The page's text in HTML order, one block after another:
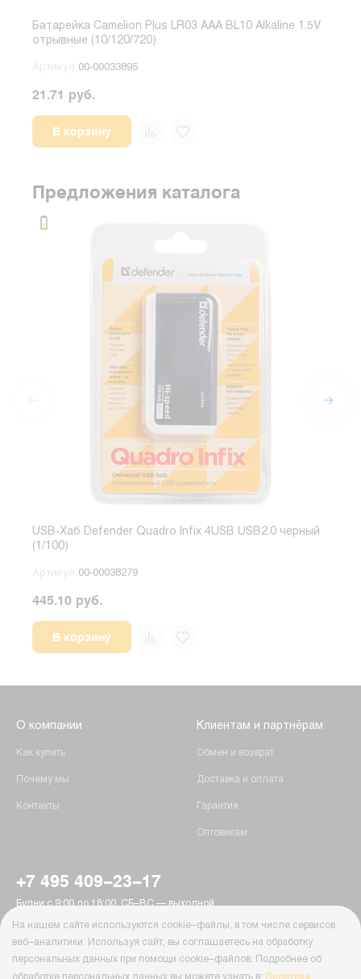
Батарейка Camelion Plus LR03 AAA BL10 Alkaline 1.5V
отрывные (10/120/720)
Артикул 00-00033895
21.71 руб.
В корзину
Предложения каталога
USB-Хаб Defender Quadro Infix 4USB USB2.0 черный
(1/100)
Артикул 00-00038279
445.10 руб.
В корзину
О компании
Как купить
Почему мы
Контакты
Клиентам и партнёрам
Обмен и возврат
Доставка и оплата
Гарантия
Оптовикам
+7 495 409-23-17
Будни с 9:00 до 18:00, СБ–ВС — выходной
г. Москва, Пятницкое шоссе, 15
info@ab-batteries.ru
На нашем сайте используются cookie–файлы, в том числе сервисов
веб–аналитики. Используя сайт, вы соглашаетесь на обработку
персональных данных при помощи cookie–файлов. Подробнее об
Политике